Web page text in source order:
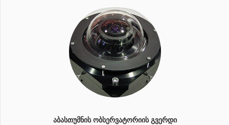
ᲐᲑᲐᲡᲗᲣᲛᲜᲘᲡ ᲝᲑᲡᲔᲠᲕᲐᲢᲝᲠᲘᲘᲡ ᲒᲕᲔᲠᲓᲘ